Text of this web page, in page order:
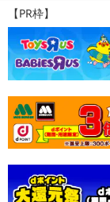
■その他共通およ
さい）
【PR枠】